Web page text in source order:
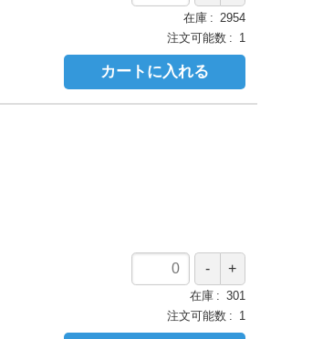
在庫
2954
注文可能数
1
カートに入れる
在庫
301
注文可能数
1